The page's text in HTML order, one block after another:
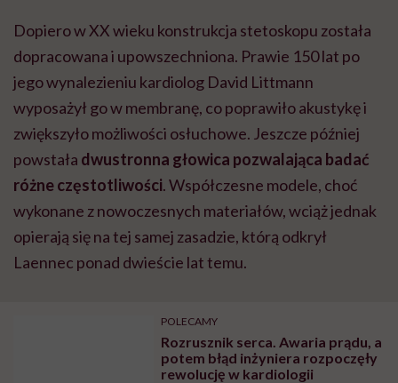
Dopiero w XX wieku konstrukcja stetoskopu została
dopracowana i upowszechniona. Prawie 150 lat po
jego wynalezieniu kardiolog David Littmann
wyposażył go w membranę, co poprawiło akustykę i
zwiększyło możliwości osłuchowe. Jeszcze później
powstała dwustronna głowica pozwalająca badać
różne częstotliwości. Współczesne modele, choć
wykonane z nowoczesnych materiałów, wciąż jednak
opierają się na tej samej zasadzie, którą odkrył
Laennec ponad dwieście lat temu.
POLECAMY
Rozrusznik serca. Awaria prądu, a
potem błąd inżyniera rozpoczęły
rewolucję w kardiologii